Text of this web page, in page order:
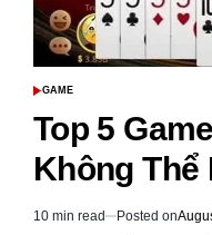
POSTED
GAME
Top 5
Không Thể
Estimated
10 min read Posted on